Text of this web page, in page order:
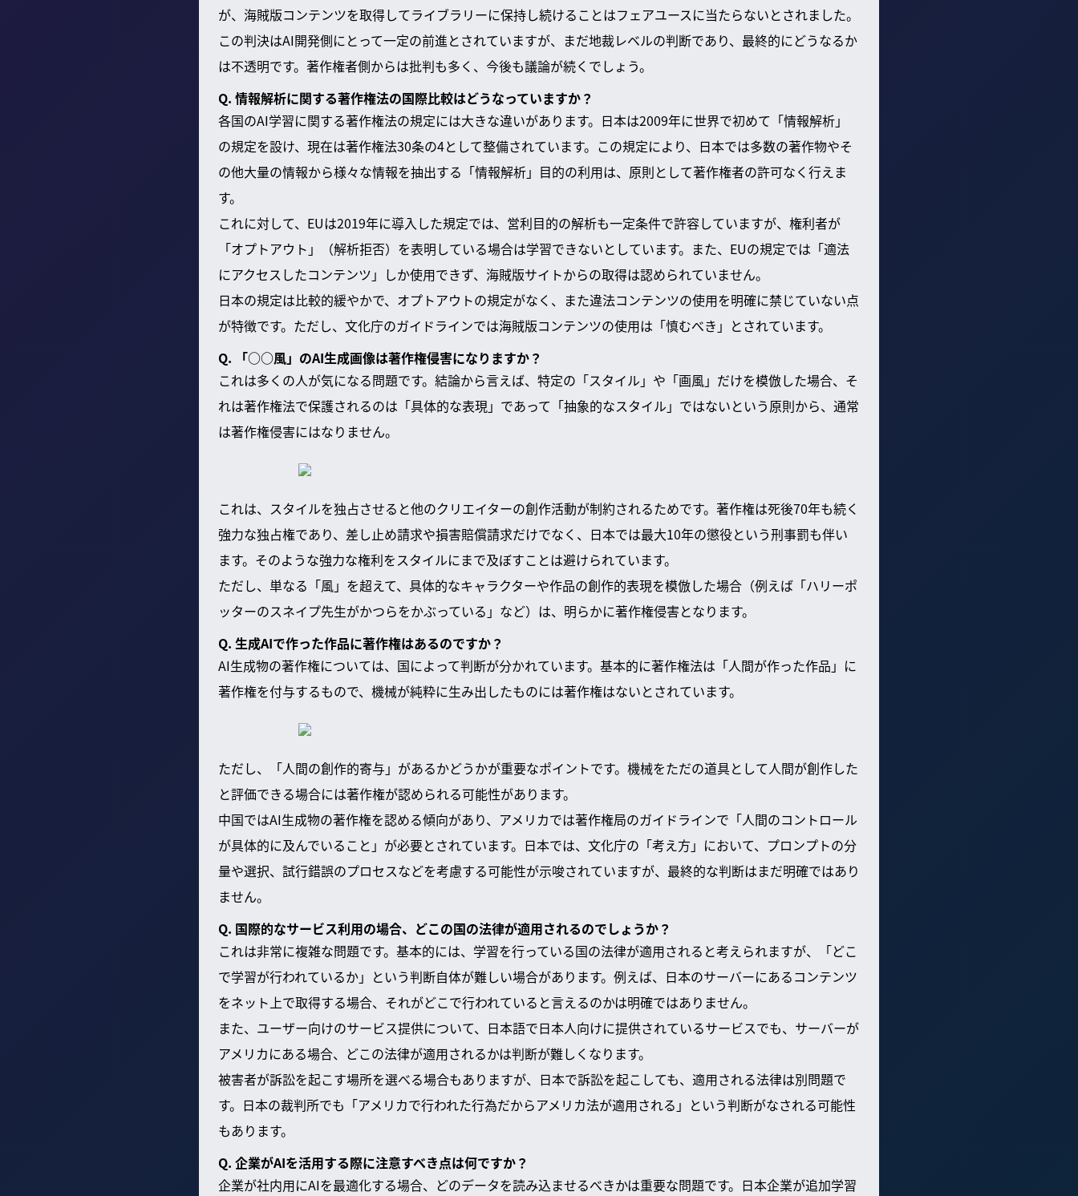
が、海賊版コンテンツを取得してライブラリーに保持し続けることはフェアユースに当たらないとされました。
この判決はAI開発側にとって一定の前進とされていますが、まだ地裁レベルの判断であり、最終的にどうなるか
は不透明です。著作権者側からは批判も多く、今後も議論が続くでしょう。
Q. 情報解析に関する著作権法の国際比較はどうなっていますか？
各国のAI学習に関する著作権法の規定には大きな違いがあります。日本は2009年に世界で初めて「情報解析」
の規定を設け、現在は著作権法30条の4として整備されています。この規定により、日本では多数の著作物やそ
の他大量の情報から様々な情報を抽出する「情報解析」目的の利用は、原則として著作権者の許可なく行えま
す。
これに対して、EUは2019年に導入した規定では、営利目的の解析も一定条件で許容していますが、権利者が
「オプトアウト」（解析拒否）を表明している場合は学習できないとしています。また、EUの規定では「適法
にアクセスしたコンテンツ」しか使用できず、海賊版サイトからの取得は認められていません。
日本の規定は比較的緩やかで、オプトアウトの規定がなく、また違法コンテンツの使用を明確に禁じていない点
が特徴です。ただし、文化庁のガイドラインでは海賊版コンテンツの使用は「慎むべき」とされています。
Q. 「○○風」のAI生成画像は著作権侵害になりますか？
これは多くの人が気になる問題です。結論から言えば、特定の「スタイル」や「画風」だけを模倣した場合、そ
れは著作権法で保護されるのは「具体的な表現」であって「抽象的なスタイル」ではないという原則から、通常
は著作権侵害にはなりません。
これは、スタイルを独占させると他のクリエイターの創作活動が制約されるためです。著作権は死後70年も続く
強力な独占権であり、差し止め請求や損害賠償請求だけでなく、日本では最大10年の懲役という刑事罰も伴い
ます。そのような強力な権利をスタイルにまで及ぼすことは避けられています。
ただし、単なる「風」を超えて、具体的なキャラクターや作品の創作的表現を模倣した場合（例えば「ハリーポ
ッターのスネイプ先生がかつらをかぶっている」など）は、明らかに著作権侵害となります。
Q. 生成AIで作った作品に著作権はあるのですか？
AI生成物の著作権については、国によって判断が分かれています。基本的に著作権法は「人間が作った作品」に
著作権を付与するもので、機械が純粋に生み出したものには著作権はないとされています。
ただし、「人間の創作的寄与」があるかどうかが重要なポイントです。機械をただの道具として人間が創作した
と評価できる場合には著作権が認められる可能性があります。
中国ではAI生成物の著作権を認める傾向があり、アメリカでは著作権局のガイドラインで「人間のコントロール
が具体的に及んでいること」が必要とされています。日本では、文化庁の「考え方」において、プロンプトの分
量や選択、試行錯誤のプロセスなどを考慮する可能性が示唆されていますが、最終的な判断はまだ明確ではあり
ません。
Q. 国際的なサービス利用の場合、どこの国の法律が適用されるのでしょうか？
これは非常に複雑な問題です。基本的には、学習を行っている国の法律が適用されると考えられますが、「どこ
で学習が行われているか」という判断自体が難しい場合があります。例えば、日本のサーバーにあるコンテンツ
をネット上で取得する場合、それがどこで行われていると言えるのかは明確ではありません。
また、ユーザー向けのサービス提供について、日本語で日本人向けに提供されているサービスでも、サーバーが
アメリカにある場合、どこの法律が適用されるかは判断が難しくなります。
被害者が訴訟を起こす場所を選べる場合もありますが、日本で訴訟を起こしても、適用される法律は別問題で
す。日本の裁判所でも「アメリカで行われた行為だからアメリカ法が適用される」という判断がなされる可能性
もあります。
Q. 企業がAIを活用する際に注意すべき点は何ですか？
企業が社内用にAIを最適化する場合、どのデータを読み込ませるべきかは重要な問題です。日本企業が追加学習